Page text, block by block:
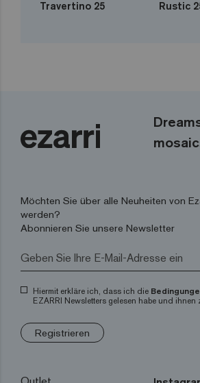
Travertino 25 Rustic
Möchten Sie über alle Neuheiten von
werden?
Abonnieren Sie unsere Newsletter
Hiermit erkläre ich, dass ich die
EZARRI Newsletters gelesen habe und ihnen
Registrieren